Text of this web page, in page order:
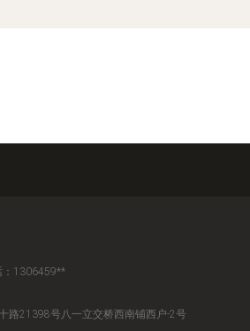
：1306459**
路21398号八一立交桥西南铺西户-2号